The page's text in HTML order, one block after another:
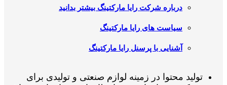
درباره شرکت رایا مارکتینگ بیشتر بدانید
سیاست های رایا مارکتینگ
آشنایی با پرسنل رایا مارکتینگ
تولید محتوا در زمینه لوازم صنعتی و تولیدی برای